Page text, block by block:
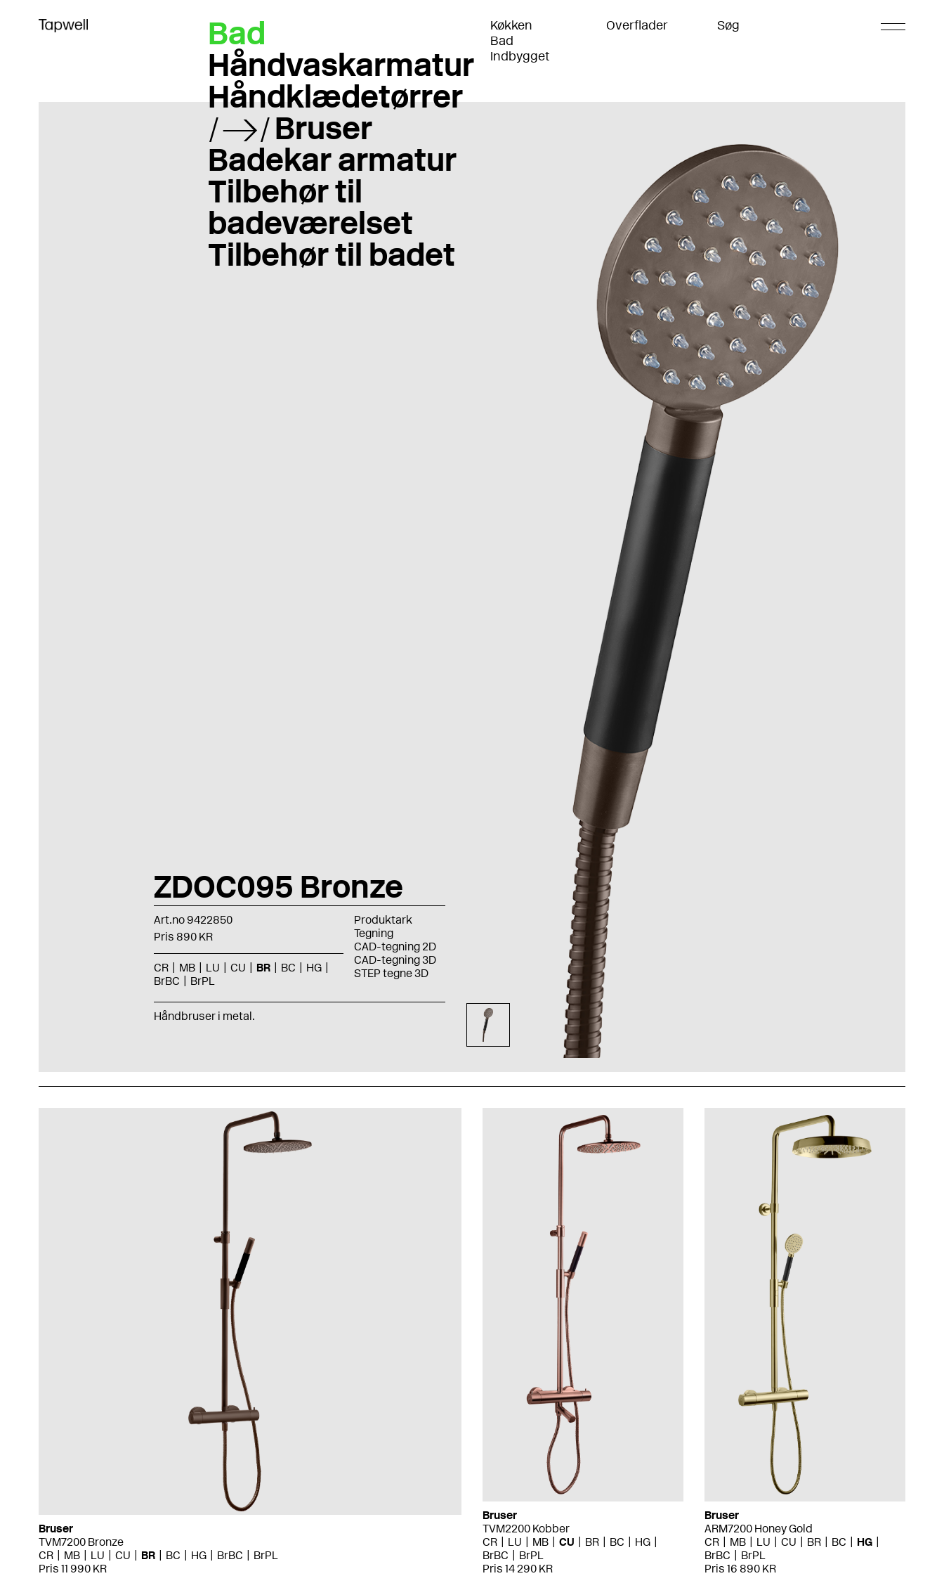
Bad
Håndvaskarmatur
Håndklædetørrer
Bruser
Badekar armatur
Tilbehør til
badeværelset
Tilbehør til badet
Køkken
Bad
Indbygget
Overflader Søg
ZDOC095 Bronze
Art.no 9422850
Pris 890 KR
CR MB LU CU BR BC
HG
BrBC
BrPL
Produktark
Tegning
CAD-tegning 2D
CAD-tegning 3D
STEP tegne 3D
Håndbruser i metal.
Bruser
TVM7200 Bronze
CR
MB LU CU BR BC HG BrBC
BrPL
Pris 11 990 KR
Bruser
TVM2200 Kobber
CR
LU MB CU BR BC
HG
BrBC
BrPL
Pris 14 290 KR
Bruser
ARM7200 Honey Gold
CR
MB LU CU BR BC
HG
BrBC
BrPL
Pris 16 890 KR